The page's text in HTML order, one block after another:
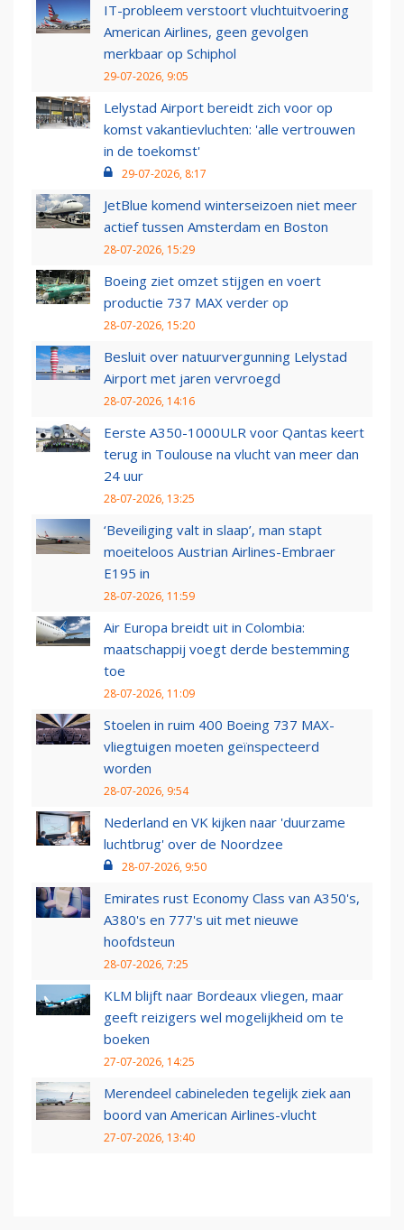
IT-probleem verstoort vluchtuitvoering
American Airlines, geen gevolgen
merkbaar op Schiphol
29-07-2026, 9:05
Lelystad Airport bereidt zich voor op
komst vakantievluchten: 'alle vertrouwen
in de toekomst'
29-07-2026, 8:17
JetBlue komend winterseizoen niet meer
actief tussen Amsterdam en Boston
28-07-2026, 15:29
Boeing ziet omzet stijgen en voert
productie 737 MAX verder op
28-07-2026, 15:20
Besluit over natuurvergunning Lelystad
Airport met jaren vervroegd
28-07-2026, 14:16
Eerste A350-1000ULR voor Qantas keert
terug in Toulouse na vlucht van meer dan
24 uur
28-07-2026, 13:25
‘Beveiliging valt in slaap’, man stapt
moeiteloos Austrian Airlines-Embraer
E195 in
28-07-2026, 11:59
Air Europa breidt uit in Colombia:
maatschappij voegt derde bestemming
toe
28-07-2026, 11:09
Stoelen in ruim 400 Boeing 737 MAX-
vliegtuigen moeten geïnspecteerd
worden
28-07-2026, 9:54
Nederland en VK kijken naar 'duurzame
luchtbrug' over de Noordzee
28-07-2026, 9:50
Emirates rust Economy Class van A350's,
A380's en 777's uit met nieuwe
hoofdsteun
28-07-2026, 7:25
KLM blijft naar Bordeaux vliegen, maar
geeft reizigers wel mogelijkheid om te
boeken
27-07-2026, 14:25
Merendeel cabineleden tegelijk ziek aan
boord van American Airlines-vlucht
27-07-2026, 13:40